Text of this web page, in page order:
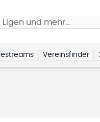
und mehr…
Vereinsfinder